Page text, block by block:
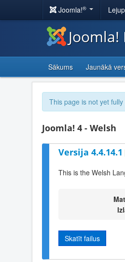
Joomla!®
Sākums Jaunākā
This page is not yet
Joomla! 4 - Welsh
Versija 4.4.14.1
This is the Welsh
Skatīt failus